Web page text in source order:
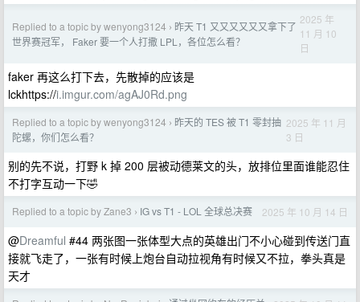
Replied to a topic by wenyong3124 › 昨天 T1 又又又又又又拿下了
世界赛冠军， Faker 要一个人打撒 LPL，各位怎么看？
2025 年
11 月 10
日
faker 再这么打下去，先散掉的应该是
lckhttps://i.imgur.com/agAJ0Rd.png
Replied to a topic by wenyong3124 › 昨天的 TES 被 T1 零封抽
陀螺，你们怎么看？
2025 年 11 月
3 日
别的先不说，打野 k 掉 200 层被动德莱文的头，放排位里面谁能忍住
不打字互动一下🤣
Replied to a topic by Zane3 › IG vs T1 - LOL 全球总决赛 2025 年 10 月 14 日
@Dreamful #44 两张图一张体型大点的英雄出门不小心碰到传送门直
接就飞走了，一张有时候上炮台自动拉视角有时候又不拉，拳头真是
天才